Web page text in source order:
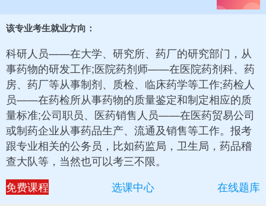
该专业考生就业方向：
科研人员——在大学、研究所、药厂的研究部门，从
事药物的研发工作;医院药剂师——在医院药剂科、药
房、药厂等从事制剂、质检、临床药学等工作;药检人
员——在药检所从事药物的质量鉴定和制定相应的质
量标准;公司职员、医药销售人员——在医药贸易公司
或制药企业从事药品生产、流通及销售等工作。报考
跟专业相关的公务员，比如药监局，卫生局，药品稽
查大队等，当然也可以考三不限。
免费课程
选课中心 在线题库